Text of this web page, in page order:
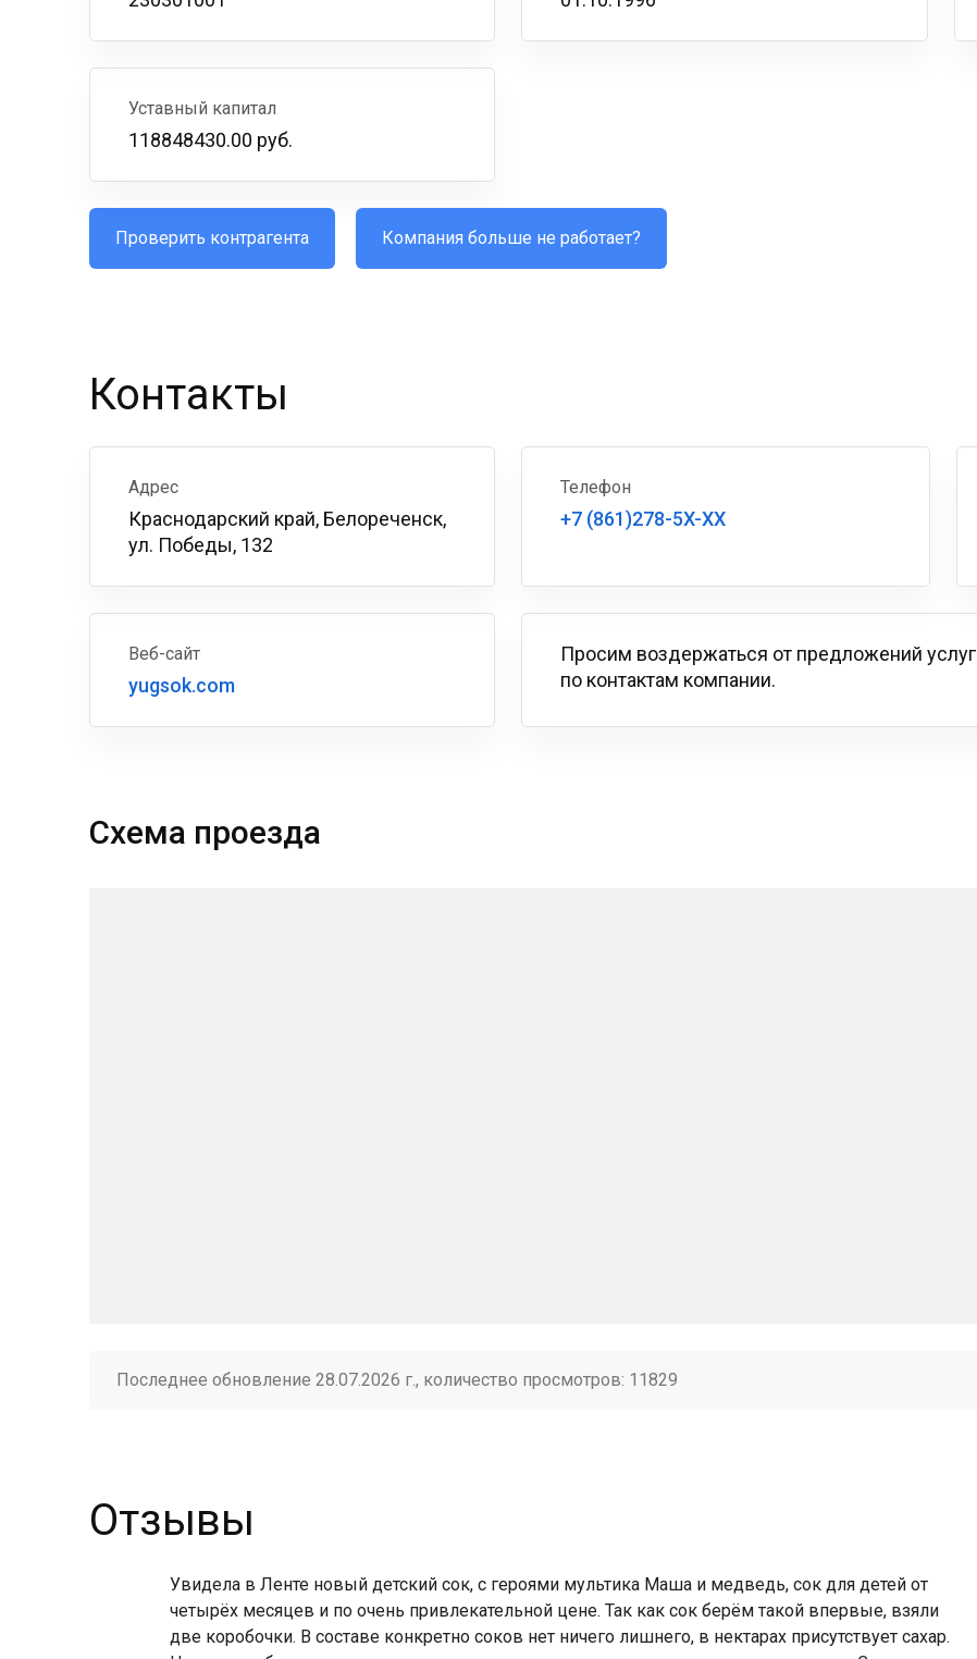
Уставный капитал
118848430.00 руб.
Проверить контрагента Компания больше не работает?
Контакты
Адрес
Краснодарский край, Белореченск,
ул. Победы, 132
Телефон
+7 (861)278-5X-XX
Веб-сайт
yugsok.com
Просим воздержаться от предложений услуг
по контактам компании.
Схема проезда
Последнее обновление 28.07.2026 г., количество просмотров: 11829
Отзывы
Увидела в Ленте новый детский сок, с героями мультика Маша и медведь, сок для детей от
четырёх месяцев и по очень привлекательной цене. Так как сок берём такой впервые, взяли
две коробочки. В составе конкретно соков нет ничего лишнего, в нектарах присутствует сахар.